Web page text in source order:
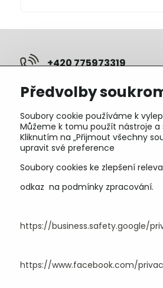
+420 775973319
Objednávky
Stav objednávky
Předvolby
Soubory cookie používáme k
Můžeme k tomu použít nástroje
Kliknutím na „Přijmout všechny
upravit své preference
Soubory cookies ke zlepšení
odkaz na podmínky zpracování.
https://business.safety.google/
https://www.facebook.com/